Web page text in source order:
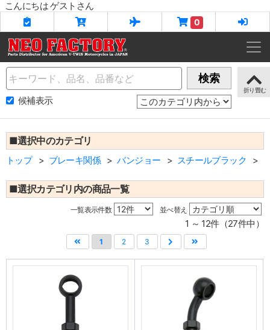
こんにちは ゲストさん
0
Name 検索
候補表示
■選択中のカテゴリ
トップ ブレーキ関係 バンジョー スチールブラック
■選択カテゴリ内の商品一覧
一覧表示件数 並べ替え
1 ～ 12件（27件中）
1 2 3